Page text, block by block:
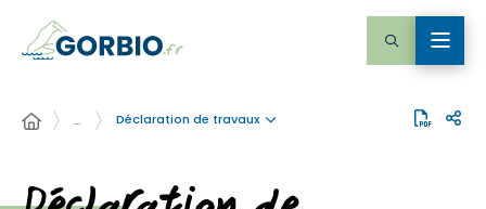
… Déclaration de travaux